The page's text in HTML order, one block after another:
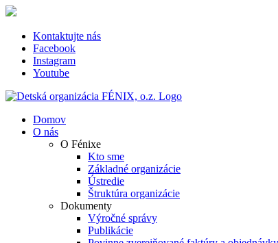
Skip
contentKontaktujte nás
Facebook
Instagram
Youtube
Domov
O nás
O Fénixe
Kto sme
Základné organizácie
Ústredie
Štruktúra organizácie
Dokumenty
Výročné správy
Publikácie